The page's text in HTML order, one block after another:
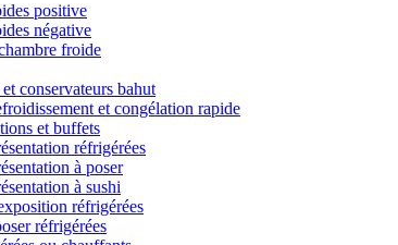
positive
négative
froide
conservateurs bahut
et congélation rapide
et buffets
réfrigérées
à poser
à sushi
réfrigérées
réfrigérées